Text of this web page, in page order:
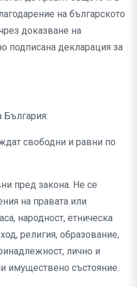
на българското
доказване на
подписана декларация за
България:
свободни и равни по
пред закона. Не се
на правата или
народност, етническа
религия, образование,
лично и
имуществено състояние.